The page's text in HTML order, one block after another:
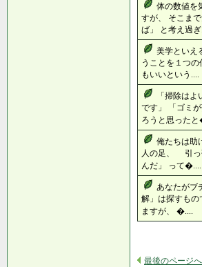
体の数値を
すが、 そこま
ば」 と考え過ぎ
美学といえ
うことを１つ
もいいという....
「掃除は
です」 「ゴミ
ろうと思った
俺たちは助
人の足、 引っ
んだ」 って�....
あなたがブ
解」は探すもの
ますが、 �....
最後のページへ